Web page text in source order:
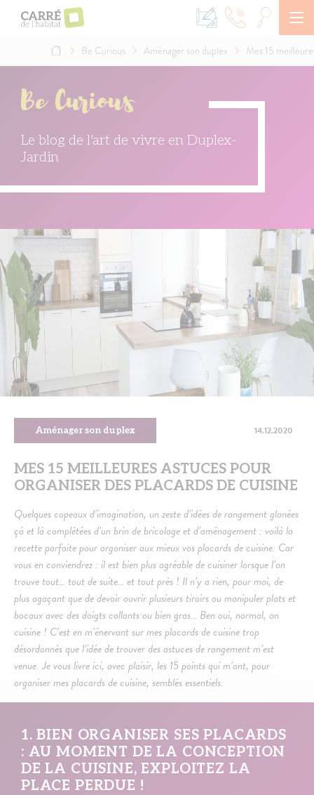
contenu
d'Ariane
Be Curious Aménager son duplex Mes 15
Be Curious
Le blog de l'art de vivre en Duplex-
Jardin
Aménager son duplex 14.12.2020
MES 15 MEILLEURES ASTUCES POUR
ORGANISER DES PLACARDS DE CUISINE
Quelques copeaux d’imagination, un zeste d’idées de rangement glanées
çà et là complétées d’un brin de bricolage et d’aménagement : voilà la
recette parfaite pour organiser aux mieux vos placards de cuisine. Car
vous en conviendrez : il est bien plus agréable de cuisiner lorsque l’on
trouve tout… tout de suite… et tout près ! Il n’y a rien, pour moi, de
plus agaçant que de devoir ouvrir plusieurs tiroirs ou manipuler plats et
bocaux avec des doigts collants ou bien gras… Ben oui, normal, on
cuisine ! C’est en m’énervant sur mes placards de cuisine trop
désordonnés que l’idée de trouver des astuces de rangement m’est
venue. Je vous livre ici, avec plaisir, les 15 points qui m’ont, pour
organiser mes placards de cuisine, semblés essentiels.
1. BIEN ORGANISER SES PLACARDS
: AU MOMENT DE LA CONCEPTION
DE LA CUISINE, EXPLOITEZ LA
PLACE PERDUE !